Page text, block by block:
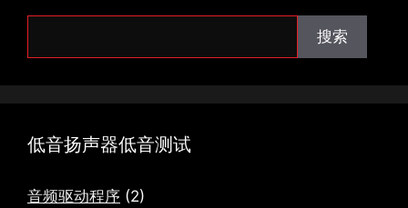
搜索
低音扬声器低音测试
音频驱动程序 (2)